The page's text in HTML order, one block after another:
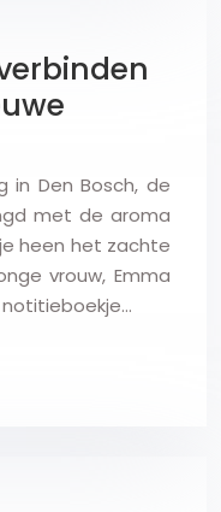
in Den Bosch, de
met de aroma
heen het zachte
vrouw, Emma